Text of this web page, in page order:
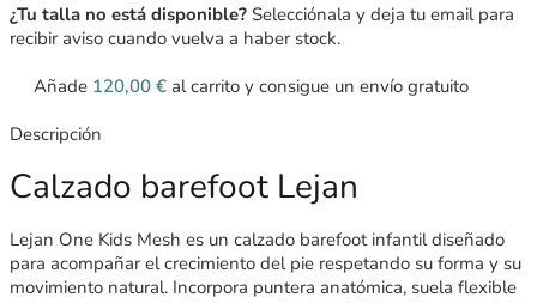
¿Tu talla no está disponible? Selecciónala y deja tu email para
recibir aviso cuando vuelva a haber stock.
Añade 120,00 € al carrito y consigue un envío gratuito
Descripción
Calzado barefoot Lejan
Lejan One Kids Mesh es un calzado barefoot infantil diseñado
para acompañar el crecimiento del pie respetando su forma y su
movimiento natural. Incorpora puntera anatómica, suela flexible